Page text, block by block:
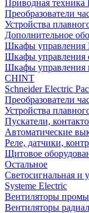
Приводная
Преобразователи
Устройства
Дополнительное
Шкафы
Шкафы управления
Шкафы управления
CHINT
Schneider Electric
Преобразователи
Устройства
Пускатели,
Автоматические
Реле, датчики,
Щитовое
Остальное
Светосигнальная и
Systeme Electric
Вентиляторы
Вентиляторы